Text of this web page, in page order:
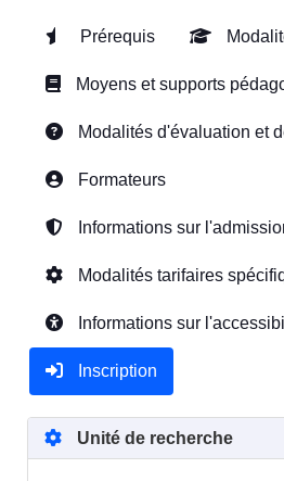
Prérequis
Moyens et supports
Modalités d'évaluation et
Formateurs
Informations sur
Modalités tarifaires
Informations sur
Inscription
Unité de recherche